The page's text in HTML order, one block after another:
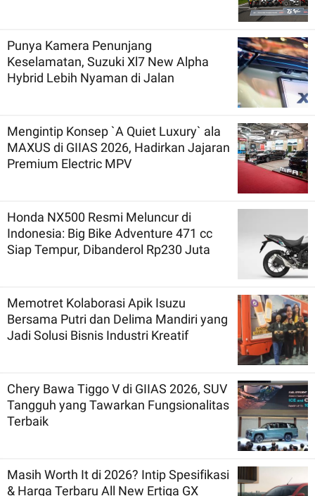
Punya Kamera Penunjang
Keselamatan, Suzuki Xl7 New Alpha
Hybrid Lebih Nyaman di Jalan
Mengintip Konsep `A Quiet Luxury` ala
MAXUS di GIIAS 2026, Hadirkan Jajaran
Premium Electric MPV
Honda NX500 Resmi Meluncur di
Indonesia: Big Bike Adventure 471 cc
Siap Tempur, Dibanderol Rp230 Juta
Memotret Kolaborasi Apik Isuzu
Bersama Putri dan Delima Mandiri yang
Jadi Solusi Bisnis Industri Kreatif
Chery Bawa Tiggo V di GIIAS 2026, SUV
Tangguh yang Tawarkan Fungsionalitas
Terbaik
Masih Worth It di 2026? Intip Spesifikasi
& Harga Terbaru All New Ertiga GX